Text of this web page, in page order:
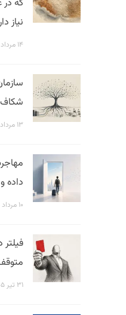
که
نیاز
۱۴ مرداد ۱۴۰۵
شکاف
۱۳ مرداد ۱۴۰۵
۱۰ مرداد ۱۴۰۵
۳۱ تیر ۱۴۰۵